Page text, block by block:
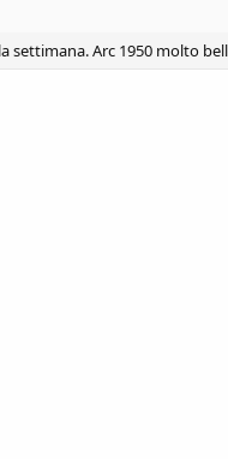
settimana. Arc 1950 molto